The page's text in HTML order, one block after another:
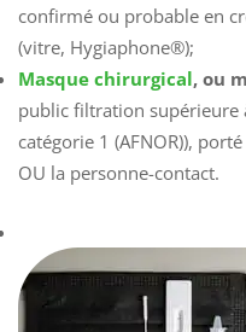
confirmé ou probable en
(vitre, Hygiaphone®);
Masque chirurgical, ou
public filtration supérieure
catégorie 1 (AFNOR)),
OU la personne-contact.